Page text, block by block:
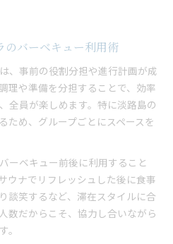
のバーベキュー利用術
、事前の役割分担や進行計画が成
理や準備を分担することで、効率
全員が楽しめます。特に淡路島の
ため、グループごとにスペースを
ーベキュー前後に利用すること
ウナでリフレッシュした後に食事
談笑するなど、滞在スタイルに合
数だからこそ、協力し合いながら
。